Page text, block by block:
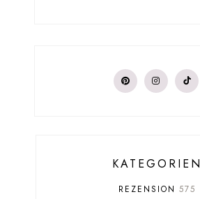
KATEGORIEN
REZENSION 575